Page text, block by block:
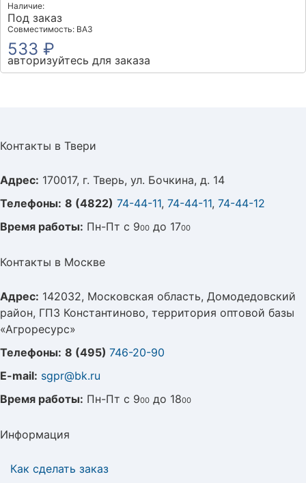
Наличие:
Под заказ
Совместимость: ВАЗ
533 ₽
авторизуйтесь для заказа
Контакты в Твери
Адрес: 170017, г. Тверь, ул. Бочкина, д. 14
Телефоны: 8 (4822) 74-44-11, 74-44-11, 74-44-12
Время работы: Пн-Пт с 900 до 1700
Контакты в Москве
Адрес: 142032, Московская область, Домодедовский
район, ГПЗ Константиново, территория оптовой базы
«Агроресурс»
Телефоны: 8 (495) 746-20-90
E-mail: sgpr@bk.ru
Время работы: Пн-Пт с 900 до 1800
Информация
Как сделать заказ